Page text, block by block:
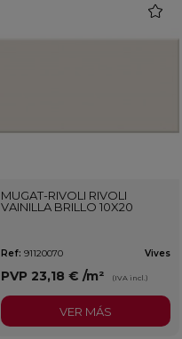
MUGAT-RIVOLI RIVOLI
VAINILLA BRILLO 10X20
Ref: 91120070 Vives
PVP 23,18 € /m² (IVA incl.)
VER MÁS